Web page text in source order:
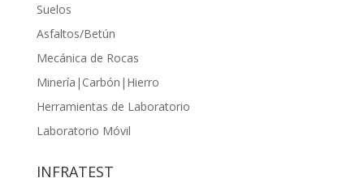
Suelos
Asfaltos/Betún
Mecánica de Rocas
Minería|Carbón|Hierro
Herramientas de Laboratorio
Laboratorio Móvil
INFRATEST